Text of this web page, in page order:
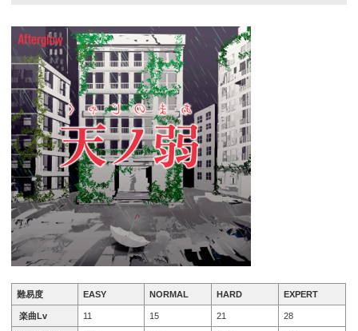
難易度 EASY NORMAL HARD EXPERT
楽曲Lv 11 15 21 28